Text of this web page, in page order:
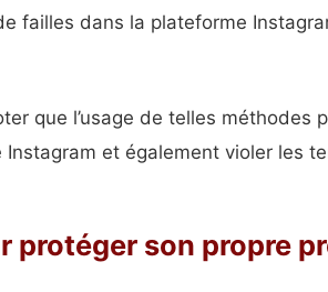
failles dans la plateforme
que l’usage de telles méthodes
et également violer les
protéger son propre